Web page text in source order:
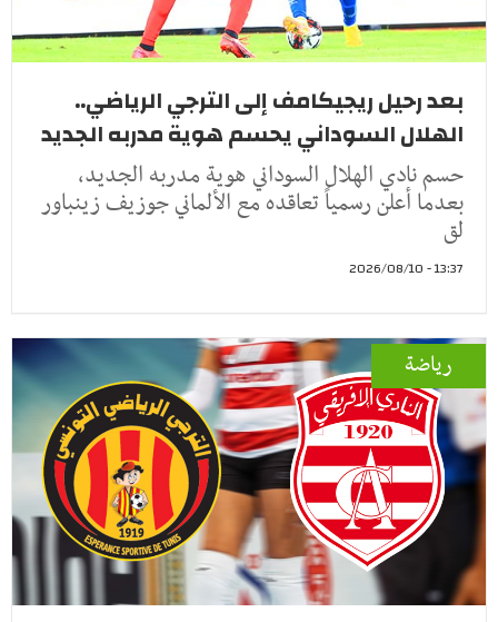
بعد رحيل ريجيكامف إلى الترجي الرياضي..
الهلال السوداني يحسم هوية مدربه الجديد
حسم نادي الهلال السوداني هوية مدربه الجديد،
بعدما أعلن رسمياً تعاقده مع الألماني جوزيف زينباور
لق
13:37 - 2026/08/10
رياضة